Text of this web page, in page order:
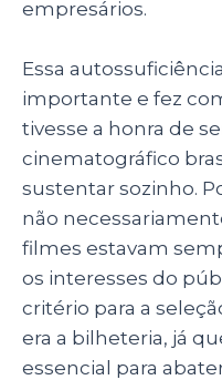
empresários.
Essa
importante e fez
tivesse a honra de
cinematográfico
sustentar sozinho.
não
filmes estavam
os interesses do
critério para a
era a bilheteria, já
essencial para